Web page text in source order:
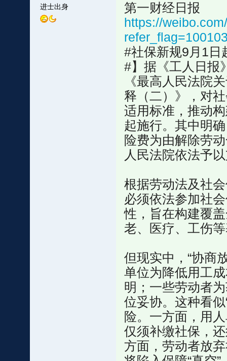
进士出身
第一财经日报
https://
#社保新规9月1日
#】​​​​据《工人日报
《最高人民法院
释（二）》，对
适用标准，推动
起施行。其中明
险费为由解除劳
人民法院依法予
根据劳动法及社
必须依法参加社
性，旨在构建覆
老、医疗、工伤
但现实中，“协商
单位为降低用工
明；一些劳动者
位妥协。这种看
险。一方面，用
仅须补缴社保，
方面，劳动者放